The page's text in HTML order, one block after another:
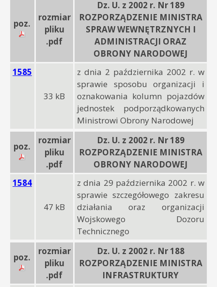
poz.
rozmiar
pliku
.pdf
Dz. U. z 2002 r. Nr 189
ROZPORZĄDZENIE MINISTRA
SPRAW WEWNĘTRZNYCH I
ADMINISTRACJI ORAZ
OBRONY NARODOWEJ
1585
33 kB
z dnia 2 października 2002 r. w
sprawie sposobu organizacji i
oznakowania kolumn pojazdów
jednostek podporządkowanych
Ministrowi Obrony Narodowej
poz.
rozmiar
pliku
.pdf
Dz. U. z 2002 r. Nr 189
ROZPORZĄDZENIE MINISTRA
OBRONY NARODOWEJ
1584
47 kB
z dnia 29 października 2002 r. w
sprawie szczegółowego zakresu
działania oraz organizacji
Wojskowego Dozoru
Technicznego
poz.
rozmiar
pliku
.pdf
Dz. U. z 2002 r. Nr 188
ROZPORZĄDZENIE MINISTRA
INFRASTRUKTURY